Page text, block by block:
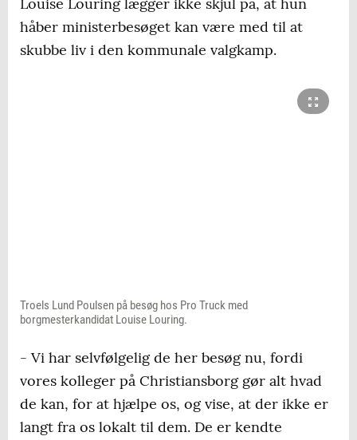
håber ministerbesøget kan være med til at
skubbe liv i den kommunale valgkamp.
Troels Lund Poulsen på besøg hos Pro Truck med
borgmesterkandidat Louise Louring.
- Vi har selvfølgelig de her besøg nu, fordi
vores kolleger på Christiansborg gør alt hvad
de kan, for at hjælpe os, og vise, at der ikke er
langt fra os lokalt til dem. De er kendte